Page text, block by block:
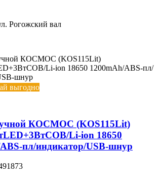
Рогожский вал
выгодно
КОСМОС (KOS115Lit)
Li-ion 18650
пл/индикатор/USB-шнур